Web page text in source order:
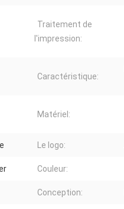
Traitement de
l'impression:
Caractéristique:
Matériel:
Le logo:
Couleur:
Conception: